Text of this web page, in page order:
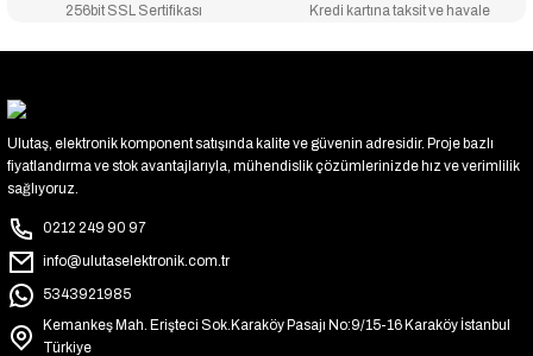
256bit SSL Sertifikası Kredi kartına taksit ve havale
Ulutaş, elektronik komponent satışında kalite ve güvenin adresidir. Proje bazlı
fiyatlandırma ve stok avantajlarıyla, mühendislik çözümlerinizde hız ve verimlilik
sağlıyoruz.
0212 249 90 97
info@ulutaselektronik.com.tr
5343921985
Kemankeş Mah. Erişteci Sok.Karaköy Pasajı No:9/15-16 Karaköy İstanbul
Türkiye